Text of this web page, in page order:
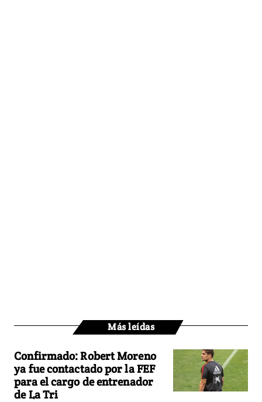
Más leídas
Confirmado: Robert Moreno
ya fue contactado por la FEF
para el cargo de entrenador
de La Tri